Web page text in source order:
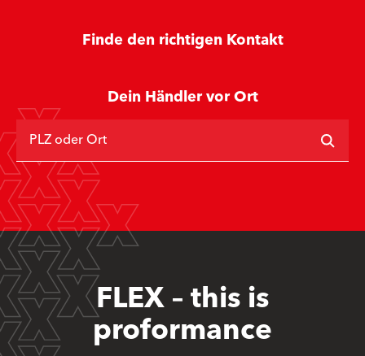
Finde den richtigen Kontakt
Dein Händler vor Ort
PLZ oder Ort
FLEX – this is
proformance